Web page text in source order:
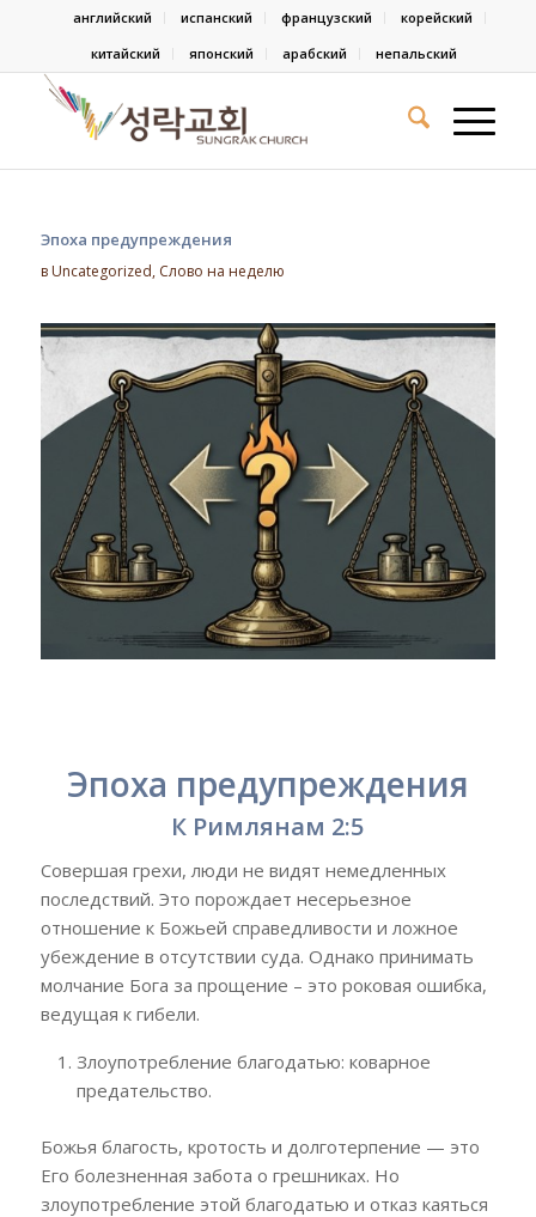
английский испанский французский
корейский
китайский
японский арабский непальский
Эпоха предупреждения
в Uncategorized, Слово на неделю
Эпоха предупреждения
К Римлянам 2:5
Совершая грехи, люди не видят немедленных
последствий. Это порождает несерьезное
отношение к Божьей справедливости и ложное
убеждение в отсутствии суда. Однако принимать
молчание Бога за прощение – это роковая ошибка,
ведущая к гибели.
Злоупотребление благодатью: коварное
предательство.
Божья благость, кротость и долготерпение — это
Его болезненная забота о грешниках. Но
злоупотребление этой благодатью и отказ каяться